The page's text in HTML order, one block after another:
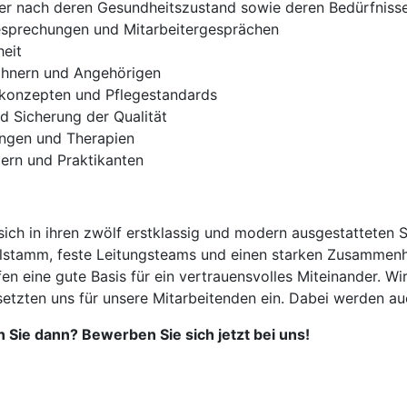
nach deren Gesundheitszustand sowie deren
und Mitarbeitergesprächen
und Angehörigen
und Pflegestandards
Sicherung der Qualität
und Therapien
und Praktikanten
in ihren zwölf erstklassig und modern ausgestatteten
feste Leitungsteams und einen starken
eine gute Basis für ein vertrauensvolles Miteinander.
uns für unsere Mitarbeitenden ein. Dabei werden
dann? Bewerben Sie sich jetzt bei uns!